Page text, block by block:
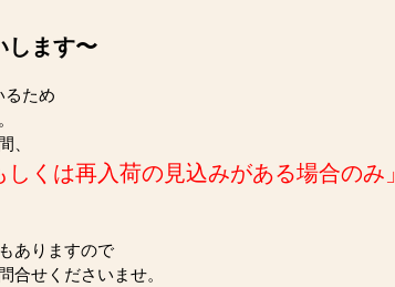
します〜
るため
、
しくは再入荷の見込みがある場合のみ」
ありますので
合せくださいませ。